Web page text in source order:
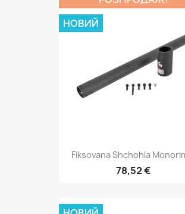
Fiksovana Shchohla
78,52 €
НОВИЙ